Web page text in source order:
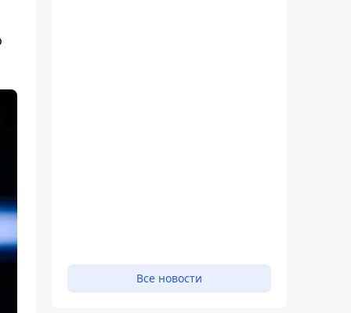
Все новости